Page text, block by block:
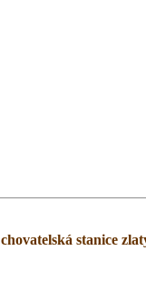
chovatelská stanice